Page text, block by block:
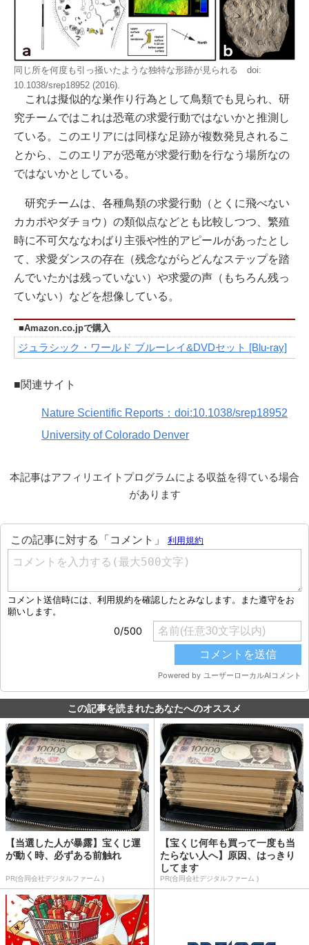
同じ所を何度も引っ掻いたような独特な形跡が見られる doi:
10.1038/srep18952 (2016).
これは擬似的な巣作り行為として鳥類でも見られ、研
究チームではこれは恐竜の求愛行動ではないかと推測し
ている。このエリアには同様な足跡が複数発見されるこ
とから、このエリアが恐竜が求愛行動を行なう場所なの
ではないかとしている。
研究チームは、各種鳥類の求愛行動（とくに飛べない
カカポやダチョウ）の類似点などとも比較しつつ、繁殖
時に不可欠ななわばり主張や性的アピールがあったとし
て、求愛ダンスの存在（残念ながらどんなステップを踏
んでいたかは残っていない）や求愛の声（もちろん残っ
ていない）などを想像している。
■Amazon.co.jpで購入
ジュラシック・ワールド ブルーレイ&DVDセット [Blu-ray]
■関連サイト
Nature Scientific Reports：doi:10.1038/srep18952
University of Colorado Denver
本記事はアフィリエイトプログラムによる収益を得ている場合
があります
この記事を読まれたあなたへのオススメ
【当選した人が暴露】宝くじ運
が動く時、必ずある前触れ
PR(合同会社デジタルファーム )
【宝くじ何年も買って一度も当
たらない人へ】原因、はっきり
してます
PR(合同会社デジタルファーム )